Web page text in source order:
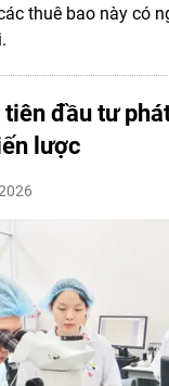
thuê bao này có
đầu tư
lược